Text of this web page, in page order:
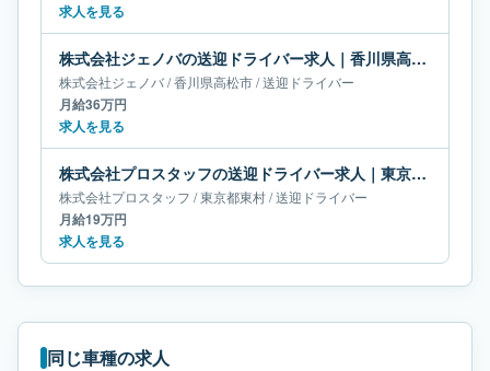
求人を見る
株式会社ジェノバの送迎ドライバー求人｜香川県高松市｜月給36万円
株式会社ジェノバ/香川県高松市/送迎ドライバー
月給36万円
求人を見る
株式会社プロスタッフの送迎ドライバー求人｜東京都東村｜月給19万円
株式会社プロスタッフ /東京都東村/送迎ドライバー
月給19万円
求人を見る
同じ車種の求人